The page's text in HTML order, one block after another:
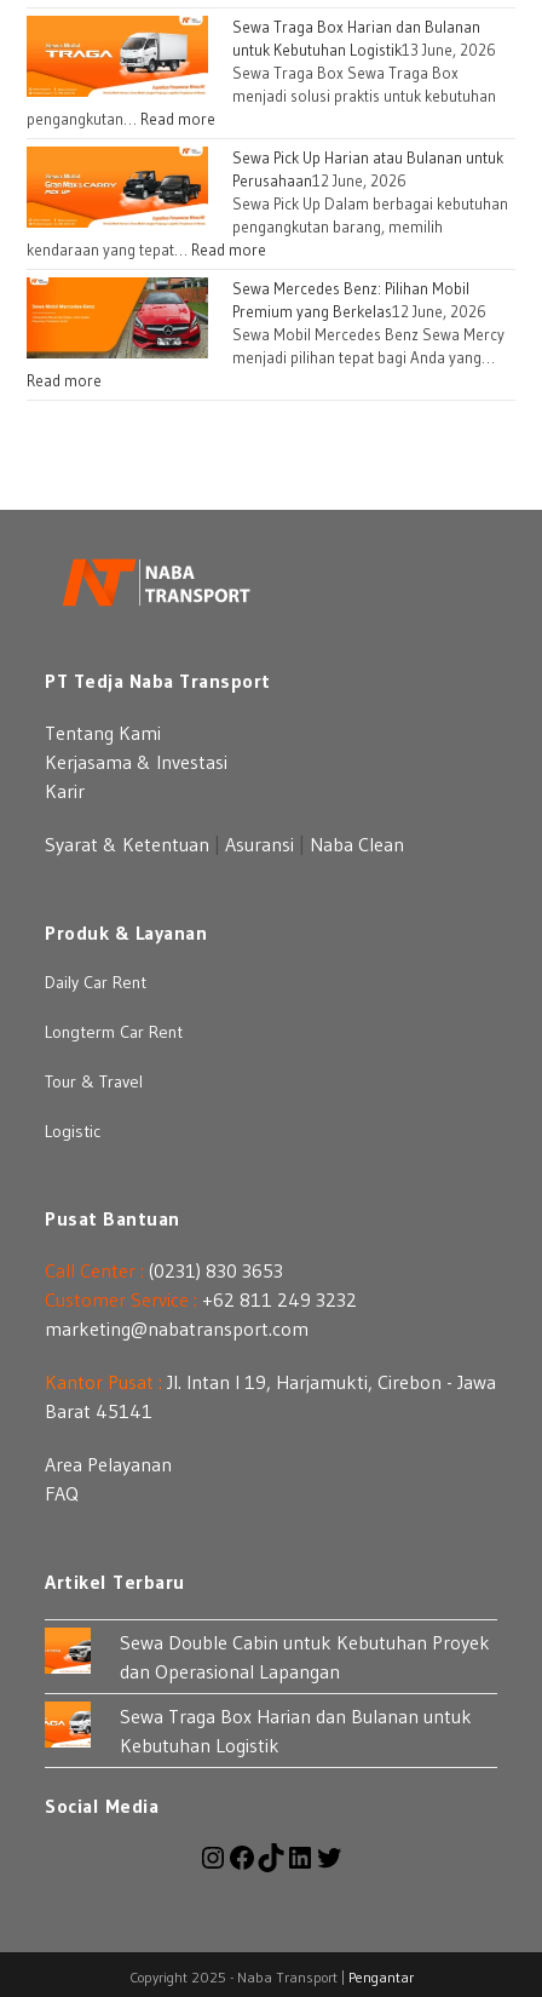
Sewa Traga Box Harian dan Bulanan
untuk Kebutuhan Logistik13 June, 2026
Sewa Traga Box Sewa Traga Box
menjadi solusi praktis untuk kebutuhan
pengangkutan… Read more
Sewa Pick Up Harian atau Bulanan untuk
Perusahaan12 June, 2026
Sewa Pick Up Dalam berbagai kebutuhan
pengangkutan barang, memilih
kendaraan yang tepat… Read more
Sewa Mercedes Benz: Pilihan Mobil
Premium yang Berkelas12 June, 2026
Sewa Mobil Mercedes Benz Sewa Mercy
menjadi pilihan tepat bagi Anda yang…
Read more
PT Tedja Naba Transport
Tentang Kami
Kerjasama & Investasi
Karir
Syarat & Ketentuan |Asuransi Naba Clean
Produk & Layanan
Daily Car Rent
Longterm Car Rent
Tour & Travel
Logistic
Pusat Bantuan
Call Center : (0231) 830 3653
Customer Service : +62 811 249 3232
marketing@nabatransport.com
Kantor Pusat : Jl. Intan I 19, Harjamukti, Cirebon - Jawa
Barat 45141
Area Pelayanan
FAQ
Artikel Terbaru
Sewa Double Cabin untuk Kebutuhan Proyek
dan Operasional Lapangan
Sewa Traga Box Harian dan Bulanan untuk
Kebutuhan Logistik
Social Media
Copyright 2025 - Naba Transport | Pengantar